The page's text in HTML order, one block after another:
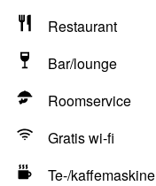
Restaurant
Bar/lounge
Roomservice
Gratis wi-fi
Te-/kaffemaskine